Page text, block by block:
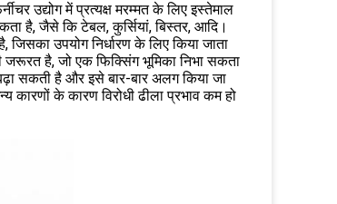
उद्योग में प्रत्यक्ष मरम्मत के लिए इस्तेमाल
है, जैसे कि टेबल, कुर्सियां, बिस्तर, आदि।
उपयोग निर्धारण के लिए किया जाता
है, जो एक फिक्सिंग भूमिका निभा सकता
सकती है और इसे बार-बार अलग किया जा
के कारण विरोधी ढीला प्रभाव कम हो